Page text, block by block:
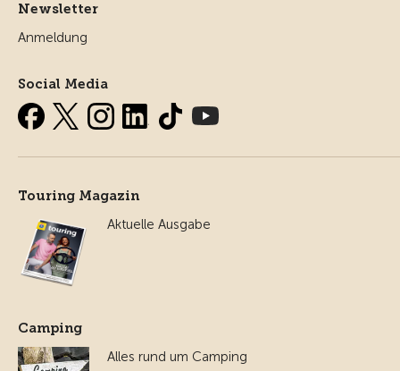
Newsletter
Anmeldung
Social Media
Touring Magazin
Aktuelle Ausgabe
Camping
Alles rund um Camping